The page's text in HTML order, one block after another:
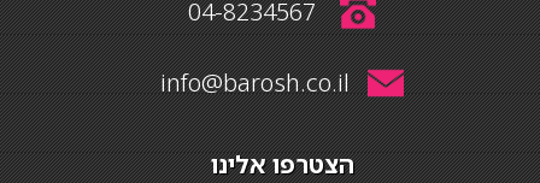
04-8234567
info@barosh.co.il
הצטרפו אלינו